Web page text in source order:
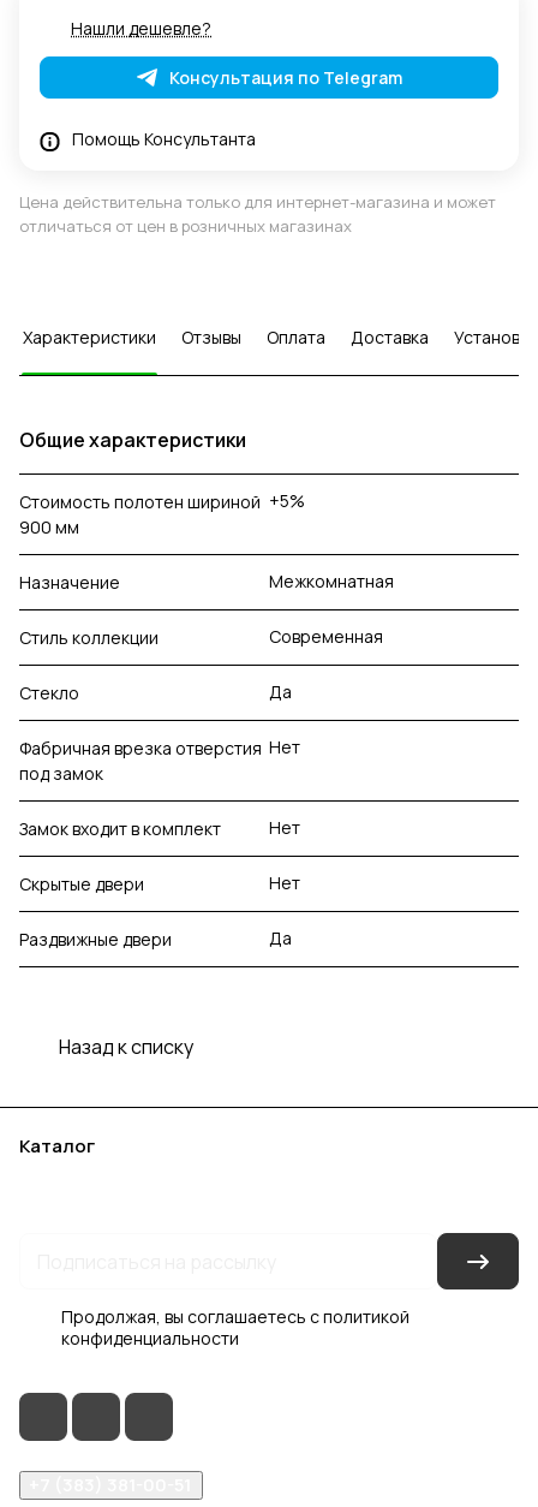
Нашли дешевле?
Консультация по Telegram
Помощь Консультанта
Цена действительна только для интернет-магазина и может
отличаться от цен в розничных магазинах
Характеристики Отзывы Оплата Доставка Установка
Общие характеристики
Стоимость полотен шириной
900 мм
+5%
Назначение Межкомнатная
Стиль коллекции Современная
Стекло Да
Фабричная врезка отверстия
под замок
Нет
Замок входит в комплект Нет
Скрытые двери Нет
Раздвижные двери Да
Назад к списку
Каталог
Продолжая, вы соглашаетесь сполитикой
конфиденциальности